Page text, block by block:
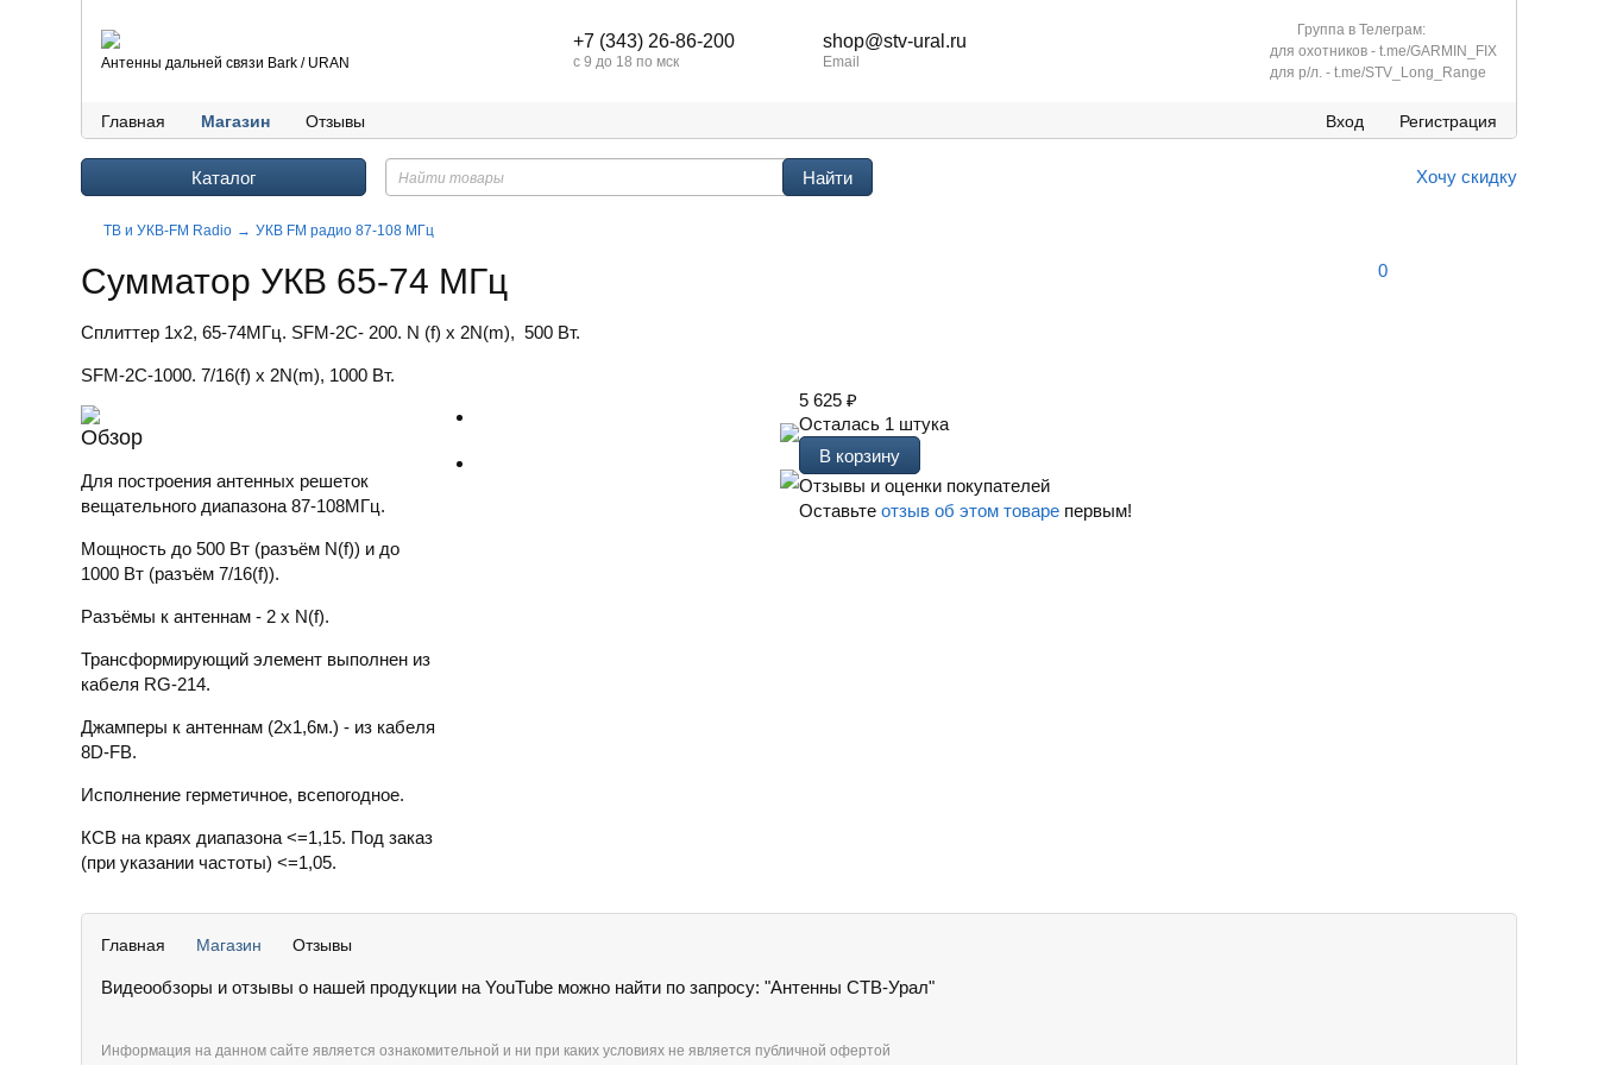
Антенны дальней связи Bark / URAN
+7 (343) 26-86-200
с 9 до 18 по мск
shop@stv-ural.ru
Email
Группа в Телеграм:
для охотников - t.me/GARMIN_FIX
для р/л. - t.me/STV_Long_Range
Главная Магазин Отзывы Вход Регистрация
Каталог Хочу скидку
ТВ и УКВ-FM Radio УКВ FM радио 87-108 МГц
Сумматор УКВ 65-74 МГц
Сплиттер 1x2, 65-74МГц. SFM-2C- 200. N (f) x 2N(m), 500 Вт.
SFM-2C-1000. 7/16(f) x 2N(m), 1000 Вт.
0
Обзор
Для построения антенных решеток
вещательного диапазона 87-108МГц.
Мощность до 500 Вт (разъём N(f)) и до
1000 Вт (разъём 7/16(f)).
Разъёмы к антеннам - 2 x N(f).
Трансформирующий элемент выполнен из
кабеля RG-214.
Джамперы к антеннам (2х1,6м.) - из кабеля
8D-FB.
Исполнение герметичное, всепогодное.
КСВ на краях диапазона <=1,15. Под заказ
(при указании частоты) <=1,05.
5 625 ₽
Осталась 1 штука
Отзывы и оценки покупателей
Оставьте отзыв об этом товаре первым!
Главная Магазин Отзывы
Видеообзоры и отзывы о нашей продукции на YouTube можно найти по запросу: "Антенны СТВ-Урал"
Информация на данном сайте является ознакомительной и ни при каких условиях не является публичной офертой